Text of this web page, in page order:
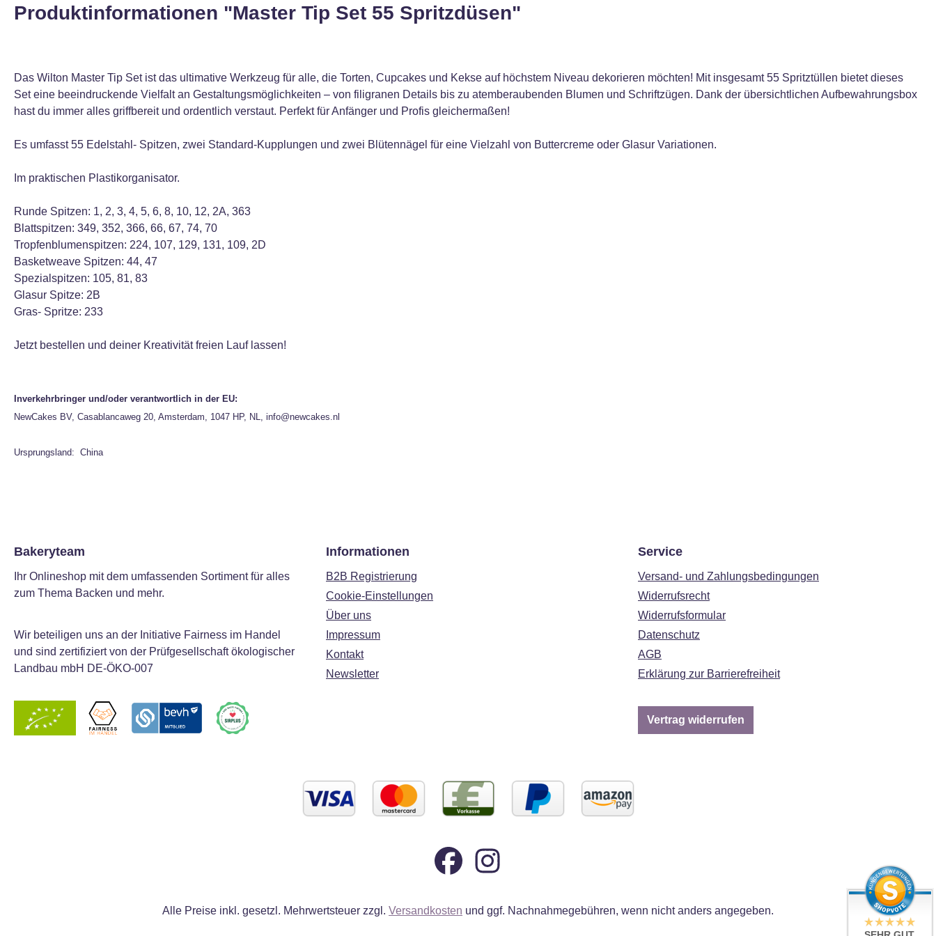
Produktinformationen "Master Tip Set 55 Spritzdüsen"
Das Wilton Master Tip Set ist das ultimative Werkzeug für alle, die Torten, Cupcakes und Kekse auf höchstem Niveau dekorieren möchten! Mit insgesamt 55 Spritztüllen bietet dieses
Set eine beeindruckende Vielfalt an Gestaltungsmöglichkeiten – von filigranen Details bis zu atemberaubenden Blumen und Schriftzügen. Dank der übersichtlichen Aufbewahrungsbox
hast du immer alles griffbereit und ordentlich verstaut. Perfekt für Anfänger und Profis gleichermaßen!
Es umfasst 55 Edelstahl- Spitzen, zwei Standard-Kupplungen und zwei Blütennägel für eine Vielzahl von Buttercreme oder Glasur Variationen.
Im praktischen Plastikorganisator.
Runde Spitzen: 1, 2, 3, 4, 5, 6, 8, 10, 12, 2A, 363
Blattspitzen: 349, 352, 366, 66, 67, 74, 70
Tropfenblumenspitzen: 224, 107, 129, 131, 109, 2D
Basketweave Spitzen: 44, 47
Spezialspitzen: 105, 81, 83
Glasur Spitze: 2B
Gras- Spritze: 233
Jetzt bestellen und deiner Kreativität freien Lauf lassen!
Inverkehrbringer und/oder verantwortlich in der EU:
NewCakes BV, Casablancaweg 20, Amsterdam, 1047 HP, NL, info@newcakes.nl
Ursprungsland: China
Bakeryteam
Ihr Onlineshop mit dem umfassenden Sortiment für alles
zum Thema Backen und mehr.
Wir beteiligen uns an der Initiative Fairness im Handel
und sind zertifiziert von der Prüfgesellschaft ökologischer
Landbau mbH DE-ÖKO-007
Informationen
B2B Registrierung
Cookie-Einstellungen
Über uns
Impressum
Kontakt
Newsletter
Service
Versand- und Zahlungsbedingungen
Widerrufsrecht
Widerrufsformular
Datenschutz
AGB
Erklärung zur Barrierefreiheit
Vertrag widerrufen
Alle Preise inkl. gesetzl. Mehrwertsteuer zzgl. Versandkosten und ggf. Nachnahmegebühren, wenn nicht anders angegeben.